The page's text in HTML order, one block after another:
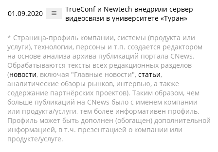
01.09.2020
TrueConf и Newtech внедрили сервер
видеосвязи в университете «Туран»
* Страница-профиль компании, системы (продукта или
услуги), технологии, персоны и т.п. создается редактором
на основе анализа архива публикаций портала CNews.
Обрабатываются тексты всех редакционных разделов
(новости, включая "Главные новости", статьи,
аналитические обзоры рынков, интервью, а также
содержание партнёрских проектов). Таким образом, чем
больше публикаций на CNews было с именем компании
или продукта/услуги, тем более информативен профиль.
Профиль может быть дополнен (обогащен) дополнительной
информацией, в т.ч. презентацией о компании или
продукте/услуге.